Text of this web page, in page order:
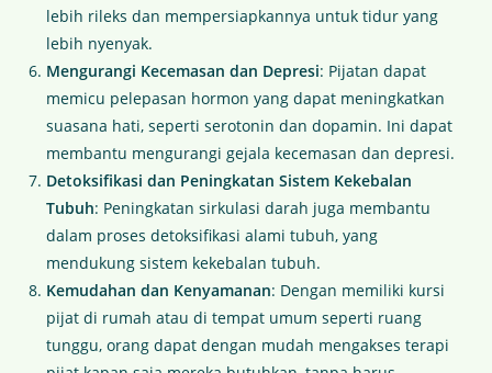
lebih rileks dan mempersiapkannya untuk tidur yang
lebih nyenyak.
Mengurangi Kecemasan dan Depresi: Pijatan dapat
memicu pelepasan hormon yang dapat meningkatkan
suasana hati, seperti serotonin dan dopamin. Ini dapat
membantu mengurangi gejala kecemasan dan depresi.
Detoksifikasi dan Peningkatan Sistem Kekebalan
Tubuh: Peningkatan sirkulasi darah juga membantu
dalam proses detoksifikasi alami tubuh, yang
mendukung sistem kekebalan tubuh.
Kemudahan dan Kenyamanan: Dengan memiliki kursi
pijat di rumah atau di tempat umum seperti ruang
tunggu, orang dapat dengan mudah mengakses terapi